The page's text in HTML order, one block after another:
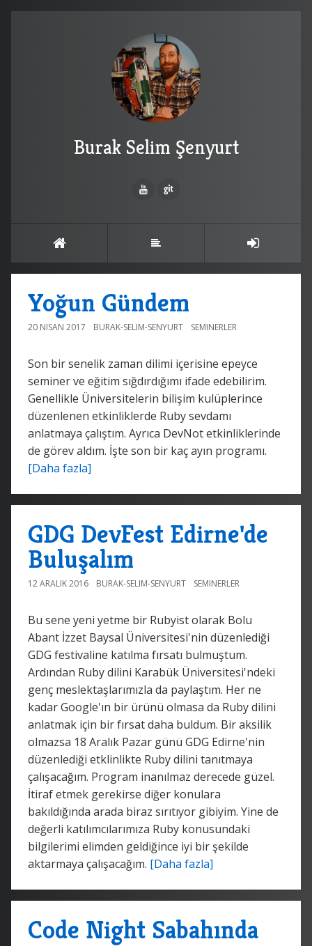
Burak Selim Şenyurt
Yoğun Gündem
20 NISAN 2017 BURAK-SELIM-SENYURT SEMINERLER
Son bir senelik zaman dilimi içerisine epeyce
seminer ve eğitim sığdırdığımı ifade edebilirim.
Genellikle Üniversitelerin bilişim kulüplerince
düzenlenen etkinliklerde Ruby sevdamı
anlatmaya çalıştım. Ayrıca DevNot etkinliklerinde
de görev aldım. İşte son bir kaç ayın programı.
[Daha fazla]
GDG DevFest Edirne'de
Buluşalım
12 ARALIK 2016 BURAK-SELIM-SENYURT SEMINERLER
Bu sene yeni yetme bir Rubyist olarak Bolu
Abant İzzet Baysal Üniversitesi'nin düzenlediği
GDG festivaline katılma fırsatı bulmuştum.
Ardından Ruby dilini Karabük Üniversitesi'ndeki
genç meslektaşlarımızla da paylaştım. Her ne
kadar Google'ın bir ürünü olmasa da Ruby dilini
anlatmak için bir fırsat daha buldum. Bir aksilik
olmazsa 18 Aralık Pazar günü GDG Edirne'nin
düzenlediği etklinlikte Ruby dilini tanıtmaya
çalışacağım. Program inanılmaz derecede güzel.
İtiraf etmek gerekirse diğer konulara
bakıldığında arada biraz sırıtıyor gibiyim. Yine de
değerli katılımcılarımıza Ruby konusundaki
bilgilerimi elimden geldiğince iyi bir şekilde
aktarmaya çalışacağım. [Daha fazla]
Code Night Sabahında